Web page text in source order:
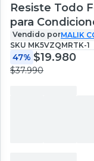
Resiste Todo
para
Vendido porMALIK
SKU MK5VZQMRTK-1
47% $19.980
$37.990